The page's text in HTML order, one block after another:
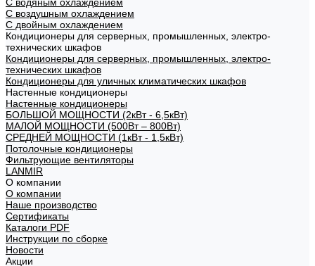
С воздушным охлаждением
С двойным охлаждением
Кондиционеры для серверных, промышленных, электро-
технических шкафов
Кондиционеры для серверных, промышленных, электро-
технических шкафов
Кондиционеры для уличных климатических шкафов
Настенные кондиционеры
Настенные кондиционеры
БОЛЬШОЙ МОЩНОСТИ (2кВт - 6,5кВт)
МАЛОЙ МОЩНОСТИ (500Вт – 800Вт)
СРЕДНЕЙ МОЩНОСТИ (1кВт - 1,5кВт)
Потолочные кондиционеры
Фильтрующие вентиляторы
LANMIR
О компании
О компании
Наше производство
Сертификаты
Каталоги PDF
Инструкции по сборке
Новости
Акции